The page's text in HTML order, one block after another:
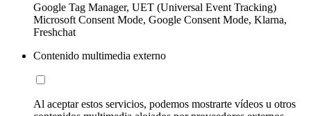
Google Tag Manager, UET (Universal Event Tracking)
Microsoft Consent Mode, Google Consent Mode, Klarna,
Freshchat
Contenido multimedia externo
Al aceptar estos servicios, podemos mostrarte vídeos u otros